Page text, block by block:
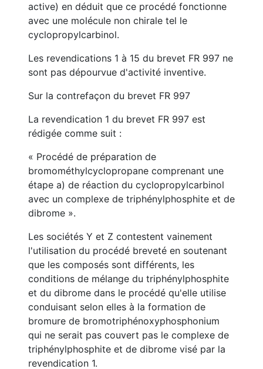
active) en déduit que ce procédé fonctionne
avec une molécule non chirale tel le
cyclopropylcarbinol.
Les revendications 1 à 15 du brevet FR 997 ne
sont pas dépourvue d'activité inventive.
Sur la contrefaçon du brevet FR 997
La revendication 1 du brevet FR 997 est
rédigée comme suit :
« Procédé de préparation de
bromométhylcyclopropane comprenant une
étape a) de réaction du cyclopropylcarbinol
avec un complexe de triphénylphosphite et de
dibrome ».
Les sociétés Y et Z contestent vainement
l'utilisation du procédé breveté en soutenant
que les composés sont différents, les
conditions de mélange du triphénylphosphite
et du dibrome dans le procédé qu'elle utilise
conduisant selon elles à la formation de
bromure de bromotriphénoxyphosphonium
qui ne serait pas couvert pas le complexe de
triphénylphosphite et de dibrome visé par la
revendication 1.